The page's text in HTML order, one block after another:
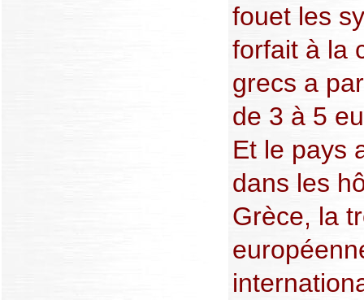
fouet les
forfait à la
grecs a
de 3 à 5
Et le pays
dans les
Grèce, la